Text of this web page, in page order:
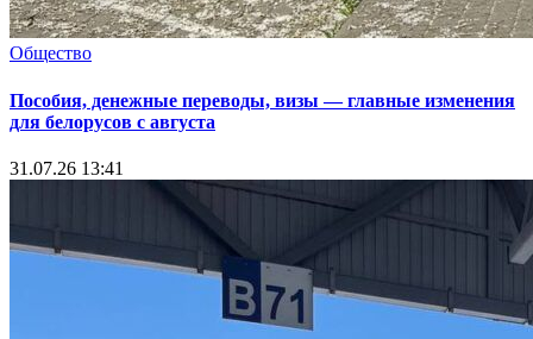
Общество
Пособия, денежные переводы, визы — главные изменения
для белорусов с августа
31.07.26 13:41